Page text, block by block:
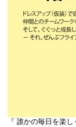
『 誰かの毎日を楽